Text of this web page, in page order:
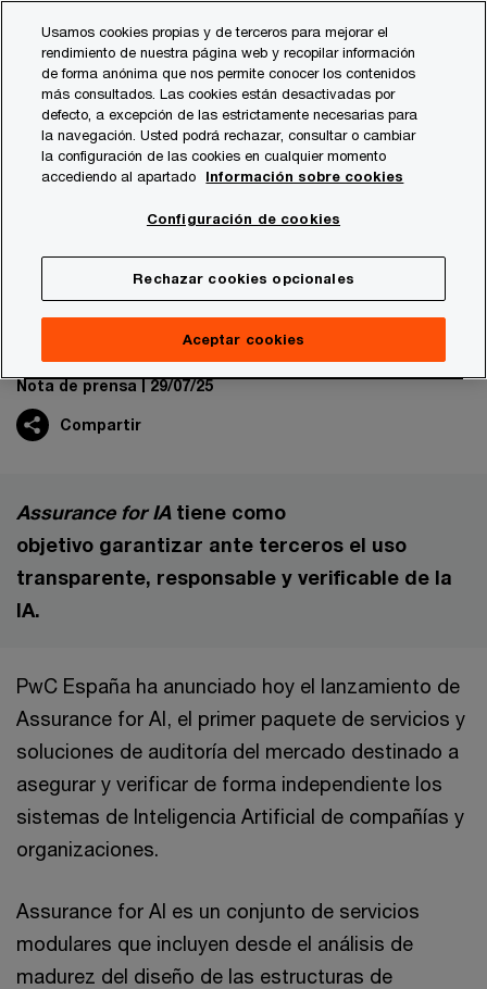
content
footer
Sala de prensa
PwC lanza la primera solución
del mercado para asegurar y
verificar los sistemas de IA de
las empresas
Nota de prensa 29/07/25
Compartir
Assurance for IAtiene como
objetivo garantizar ante terceros el uso
transparente, responsable y verificable de la
IA.
PwC España ha anunciado hoy el lanzamiento de
Assurance for AI, el primer paquete de servicios y
soluciones de auditoría del mercado destinado a
asegurar y verificar de forma independiente los
sistemas de Inteligencia Artificial de compañías y
organizaciones.
Assurance for AI es un conjunto de servicios
modulares que incluyen desde el análisis de
madurez del diseño de las estructuras de
Usamos cookies propias y de terceros para mejorar el
rendimiento de nuestra página web y recopilar información
de forma anónima que nos permite conocer los contenidos
más consultados. Las cookies están desactivadas por
defecto, a excepción de las estrictamente necesarias para
la navegación. Usted podrá rechazar, consultar o cambiar
la configuración de las cookies en cualquier momento
accediendo al apartado
Información sobre cookies
Configuración de cookies
Rechazar cookies opcionales
Aceptar cookies